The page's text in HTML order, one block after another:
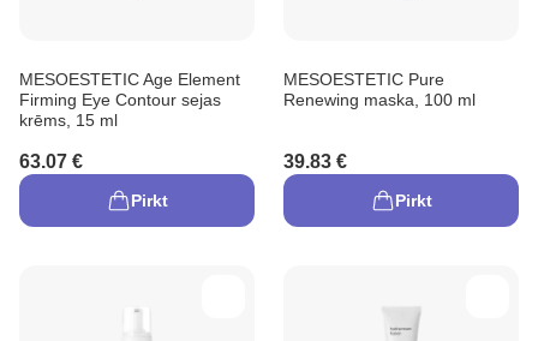
MESOESTETIC Age Element
Firming Eye Contour sejas
krēms, 15 ml
63.07 €
Pirkt
MESOESTETIC Pure
Renewing maska, 100 ml
39.83 €
Pirkt